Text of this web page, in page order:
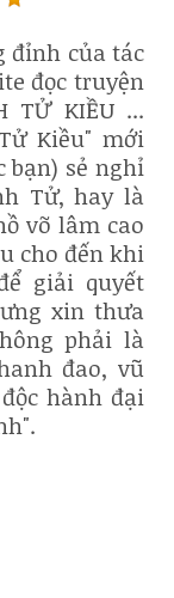
đỉnh của tác
đọc truyện
TỬ KIỀU ...
Kiều" mới
bạn) sẻ nghỉ
Tử, hay là
võ lâm cao
cho đến khi
giải quyết
xin thưa
phải là
đao, vũ
hành đại